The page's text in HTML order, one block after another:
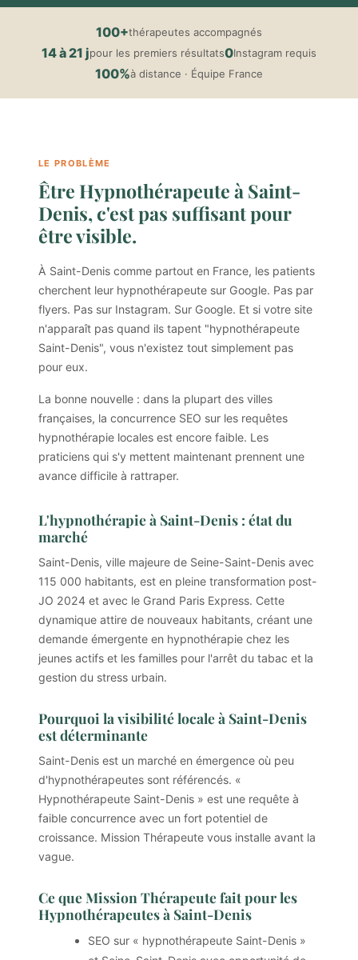
100+thérapeutes accompagnés
14 à 21 jpour les premiers résultats0Instagram requis
100%à distance · Équipe France
LE PROBLÈME
Être Hypnothérapeute à Saint-
Denis, c'est pas suffisant pour
être visible.
À Saint-Denis comme partout en France, les patients
cherchent leur hypnothérapeute sur Google. Pas par
flyers. Pas sur Instagram. Sur Google. Et si votre site
n'apparaît pas quand ils tapent "hypnothérapeute
Saint-Denis", vous n'existez tout simplement pas
pour eux.
La bonne nouvelle : dans la plupart des villes
françaises, la concurrence SEO sur les requêtes
hypnothérapie locales est encore faible. Les
praticiens qui s'y mettent maintenant prennent une
avance difficile à rattraper.
L'hypnothérapie à Saint-Denis : état du
marché
Saint-Denis, ville majeure de Seine-Saint-Denis avec
115 000 habitants, est en pleine transformation post-
JO 2024 et avec le Grand Paris Express. Cette
dynamique attire de nouveaux habitants, créant une
demande émergente en hypnothérapie chez les
jeunes actifs et les familles pour l'arrêt du tabac et la
gestion du stress urbain.
Pourquoi la visibilité locale à Saint-Denis
est déterminante
Saint-Denis est un marché en émergence où peu
d'hypnothérapeutes sont référencés. «
Hypnothérapeute Saint-Denis » est une requête à
faible concurrence avec un fort potentiel de
croissance. Mission Thérapeute vous installe avant la
vague.
Ce que Mission Thérapeute fait pour les
Hypnothérapeutes à Saint-Denis
SEO sur « hypnothérapeute Saint-Denis »